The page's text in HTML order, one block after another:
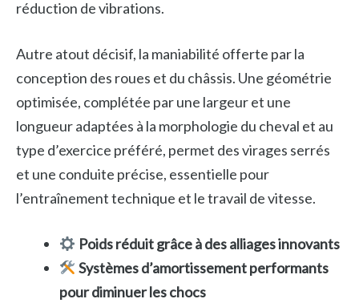
réduction de vibrations.
Autre atout décisif, la maniabilité offerte par la
conception des roues et du châssis. Une géométrie
optimisée, complétée par une largeur et une
longueur adaptées à la morphologie du cheval et au
type d’exercice préféré, permet des virages serrés
et une conduite précise, essentielle pour
l’entraînement technique et le travail de vitesse.
Poids réduit grâce à des alliages innovants
Systèmes d’amortissement performants
pour diminuer les chocs